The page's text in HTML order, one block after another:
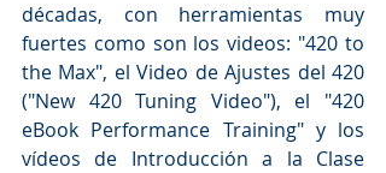
décadas, con herramientas muy
fuertes como son los videos: "420 to
the Max", el Video de Ajustes del 420
("New 420 Tuning Video"), el "420
eBook Performance Training" y los
vídeos de Introducción a la Clase